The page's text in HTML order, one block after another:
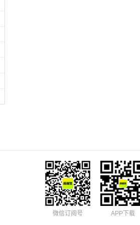
APP下载
微信订阅号